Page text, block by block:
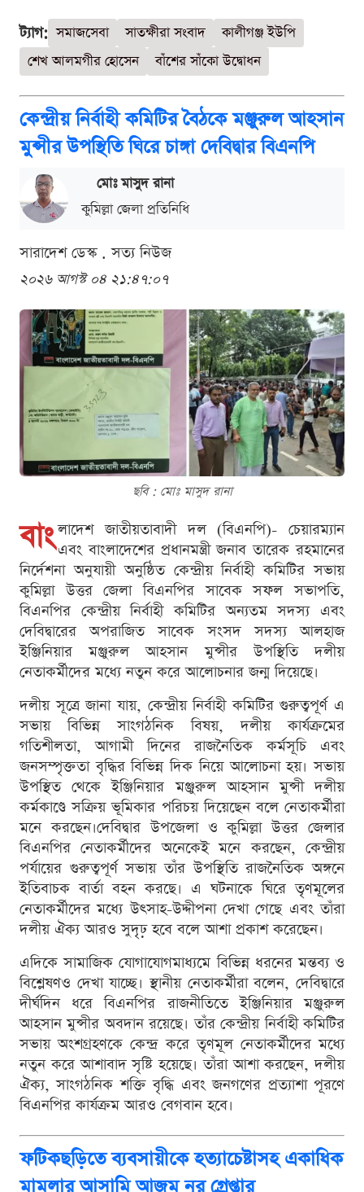
ট্যাগ: সমাজসেবা সাতক্ষীরা সংবাদ
কালীগঞ্জ ইউপি
শেখ আলমগীর হোসেন
বাঁশের সাঁকো উদ্বোধন
কেন্দ্রীয় নির্বাহী কমিটির বৈঠকে মঞ্জুরুল আহসান
মুন্সীর উপস্থিতি ঘিরে চাঙ্গা দেবিদ্বার বিএনপি
মোঃ মাসুদ রানা
কুমিল্লা জেলা প্রতিনিধি
সারাদেশ ডেস্ক . সত্য নিউজ
২০২৬ আগস্ট ০৪ ২১:৪৭:০৭
ছবি : মোঃ মাসুদ রানা
বাং লাদেশ জাতীয়তাবাদী দল (বিএনপি)- চেয়ারম্যান
এবং বাংলাদেশের প্রধানমন্ত্রী জনাব তারেক রহমানের
নির্দেশনা অনুযায়ী অনুষ্ঠিত কেন্দ্রীয় নির্বাহী কমিটির সভায়
কুমিল্লা উত্তর জেলা বিএনপির সাবেক সফল সভাপতি,
বিএনপির কেন্দ্রীয় নির্বাহী কমিটির অন্যতম সদস্য এবং
দেবিদ্বারের অপরাজিত সাবেক সংসদ সদস্য আলহাজ
ইঞ্জিনিয়ার মঞ্জুরুল আহসান মুন্সীর উপস্থিতি দলীয়
নেতাকর্মীদের মধ্যে নতুন করে আলোচনার জন্ম দিয়েছে।
দলীয় সূত্রে জানা যায়, কেন্দ্রীয় নির্বাহী কমিটির গুরুত্বপূর্ণ এ
সভায় বিভিন্ন সাংগঠনিক বিষয়, দলীয় কার্যক্রমের
গতিশীলতা, আগামী দিনের রাজনৈতিক কর্মসূচি এবং
জনসম্পৃক্ততা বৃদ্ধির বিভিন্ন দিক নিয়ে আলোচনা হয়। সভায়
উপস্থিত থেকে ইঞ্জিনিয়ার মঞ্জুরুল আহসান মুন্সী দলীয়
কর্মকাণ্ডে সক্রিয় ভূমিকার পরিচয় দিয়েছেন বলে নেতাকর্মীরা
মনে করছেন।দেবিদ্বার উপজেলা ও কুমিল্লা উত্তর জেলার
বিএনপির নেতাকর্মীদের অনেকেই মনে করছেন, কেন্দ্রীয়
পর্যায়ের গুরুত্বপূর্ণ সভায় তাঁর উপস্থিতি রাজনৈতিক অঙ্গনে
ইতিবাচক বার্তা বহন করছে। এ ঘটনাকে ঘিরে তৃণমূলের
নেতাকর্মীদের মধ্যে উৎসাহ-উদ্দীপনা দেখা গেছে এবং তাঁরা
দলীয় ঐক্য আরও সুদৃঢ় হবে বলে আশা প্রকাশ করেছেন।
এদিকে সামাজিক যোগাযোগমাধ্যমে বিভিন্ন ধরনের মন্তব্য ও
বিশ্লেষণও দেখা যাচ্ছে। স্থানীয় নেতাকর্মীরা বলেন, দেবিদ্বারে
দীর্ঘদিন ধরে বিএনপির রাজনীতিতে ইঞ্জিনিয়ার মঞ্জুরুল
আহসান মুন্সীর অবদান রয়েছে। তাঁর কেন্দ্রীয় নির্বাহী কমিটির
সভায় অংশগ্রহণকে কেন্দ্র করে তৃণমূল নেতাকর্মীদের মধ্যে
নতুন করে আশাবাদ সৃষ্টি হয়েছে। তাঁরা আশা করছেন, দলীয়
ঐক্য, সাংগঠনিক শক্তি বৃদ্ধি এবং জনগণের প্রত্যাশা পূরণে
বিএনপির কার্যক্রম আরও বেগবান হবে।
ফটিকছড়িতে ব্যবসায়ীকে হত্যাচেষ্টাসহ একাধিক